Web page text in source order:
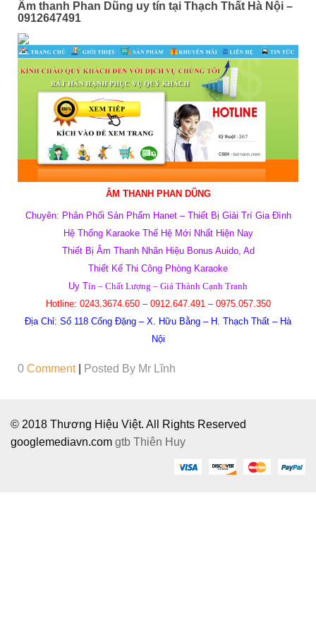
Âm thanh Phan Dũng uy tín tại Thạch Thất Hà Nội –
0912647491
ÂM THANH PHAN DŨNG
Chuyên: Phân Phối Sản Phẩm Hanet – Thiết Bị Giải Trí Gia Đình
Hệ Thống Karaoke Thế Hệ Mới Nhất Hiện Nay
Thiết Bị Âm Thanh Nhãn Hiệu Bonus Auido, Ad
Thiết Kế Thi Công Phòng Karaoke
Uy Tín – Chất Lượng – Giá Thành Cạnh Tranh
Hotline: 0243.3674.650 – 0912.647.491 – 0975.057.350
Địa Chỉ: Số 118 Cống Đặng – X. Hữu Bằng – H. Thạch Thất – Hà
Nội
0 Comment Posted By Mr Lĩnh
© 2018 Thương Hiệu Việt. All Rights Reserved
googlemediavn.com gtb Thiên Huy